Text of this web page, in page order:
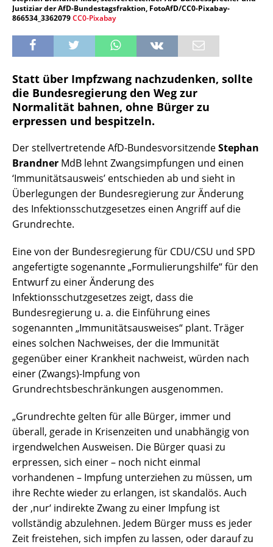
Justiziar der AfD-Bundestagsfraktion, FotoAfD/CC0-Pixabay-
866534_3362079CC0-Pixabay
Statt über Impfzwang nachzudenken, sollte
die Bundesregierung den Weg zur
Normalität bahnen, ohne Bürger zu
erpressen und bespitzeln.
Der stellvertretende AfD-BundesvorsitzendeStephan
Brandner MdB lehnt Zwangsimpfungen und einen
‘Immunitätsausweis’ entschieden ab und sieht in
Überlegungen der Bundesregierung zur Änderung
des Infektionsschutzgesetzes einen Angriff auf die
Grundrechte.
Eine von der Bundesregierung für CDU/CSU und SPD
angefertigte sogenannte „Formulierungshilfe“ für den
Entwurf zu einer Änderung des
Infektionsschutzgesetzes zeigt, dass die
Bundesregierung u. a. die Einführung eines
sogenannten „Immunitätsausweises“ plant. Träger
eines solchen Nachweises, der die Immunität
gegenüber einer Krankheit nachweist, würden nach
einer (Zwangs)-Impfung von
Grundrechtsbeschränkungen ausgenommen.
„Grundrechte gelten für alle Bürger, immer und
überall, gerade in Krisenzeiten und unabhängig von
irgendwelchen Ausweisen. Die Bürger quasi zu
erpressen, sich einer – noch nicht einmal
vorhandenen – Impfung unterziehen zu müssen, um
ihre Rechte wieder zu erlangen, ist skandalös. Auch
der ‚nur‘ indirekte Zwang zu einer Impfung ist
vollständig abzulehnen. Jedem Bürger muss es jeder
Zeit freistehen, sich impfen zu lassen, oder darauf zu